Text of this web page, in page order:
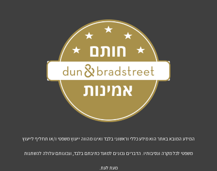
המידע המובא באתר הוא מידע כללי וראשוני בלבד ואינו מהווה ייעוץ משפטי ו/או תחליף לייעוץ
משפטי לכל מקרה ונסיבותיו. הדברים נכונים למועד כתיבתם בלבד, ונכונותם עלולה להשתנות
מעת לעת.